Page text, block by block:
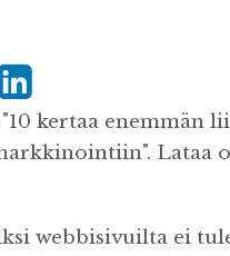
kertaa enemmän
Lataa
webbisivuilta ei